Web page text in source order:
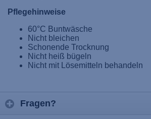
Pflegehinweise
60°C Buntwäsche
Nicht bleichen
Schonende Trocknung
Nicht heiß bügeln
Nicht mit Lösemitteln behandeln
Fragen?